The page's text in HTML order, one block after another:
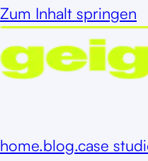
Zum Inhalt springen
home.blog.case